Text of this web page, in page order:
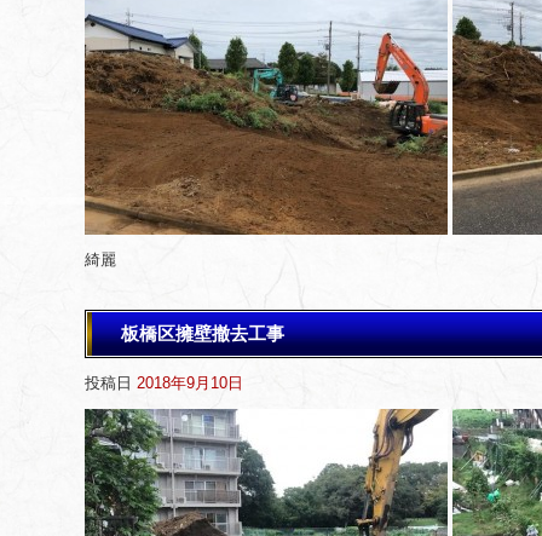
綺麗
板橋区擁壁撤去工事
投稿日 2018年9月10日